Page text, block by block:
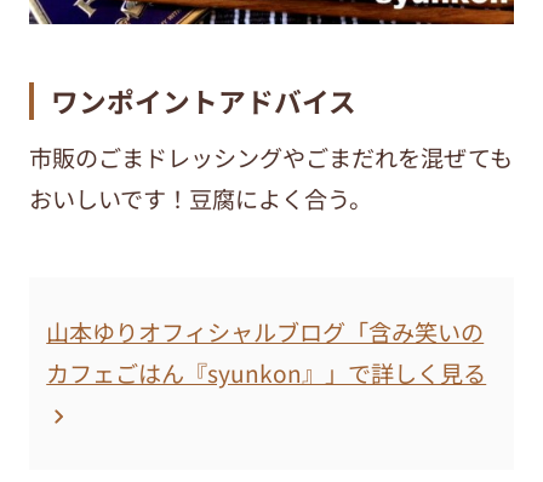
ワンポイントアドバイス
市販のごまドレッシングやごまだれを混ぜても
おいしいです！豆腐によく合う。
山本ゆりオフィシャルブログ「含み笑いの
カフェごはん『syunkon』」で詳しく見る